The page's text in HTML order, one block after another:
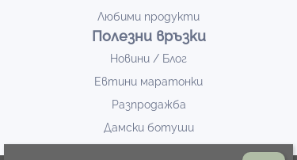
Любими продукти
Полезни връзки
Новини / Блог
Евтини маратонки
Разпродажба
Дамски ботуши